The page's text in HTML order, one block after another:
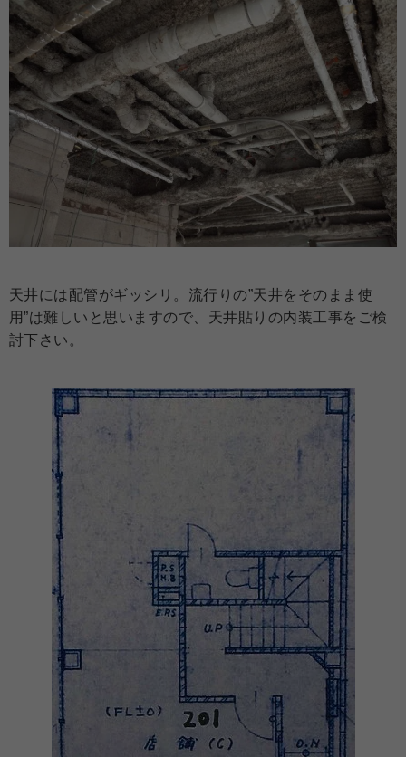
天井には配管がギッシリ。流行りの”天井をそのまま使
用”は難しいと思いますので、天井貼りの内装工事をご検
討下さい。